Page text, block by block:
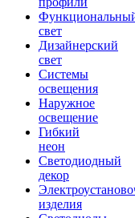
свет
Дизайнерский
свет
Системы
освещения
Наружное
освещение
Гибкий
неон
Светодиодный
декор
изделия